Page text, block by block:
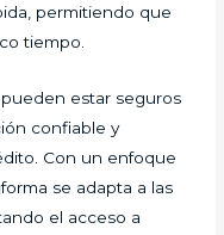
permitiendo que
tiempo.
estar seguros
confiable y
Con un enfoque
se adapta a las
el acceso a